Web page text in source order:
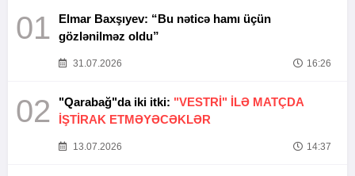
01
Elmar Baxşıyev: “Bu nəticə hamı üçün
gözlənilməz oldu”
31.07.2026 16:26
02 "Qarabağ"da iki itki: "VESTRİ" İLƏ MATÇDA
İŞTİRAK ETMƏYƏCƏKLƏR
13.07.2026 14:37